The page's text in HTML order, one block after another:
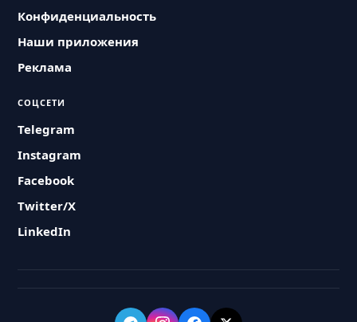
Конфиденциальность
Наши приложения
Реклама
СОЦСЕТИ
Telegram
Instagram
Facebook
Twitter/X
LinkedIn